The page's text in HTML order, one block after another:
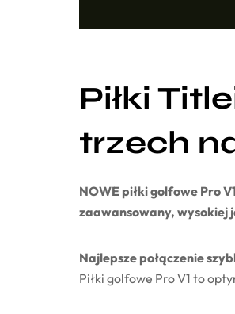
Piłki
trzech
NOWE piłki golfowe Pro
zaawansowany, wysokiej
Najlepsze połączenie
Piłki golfowe Pro V1 to